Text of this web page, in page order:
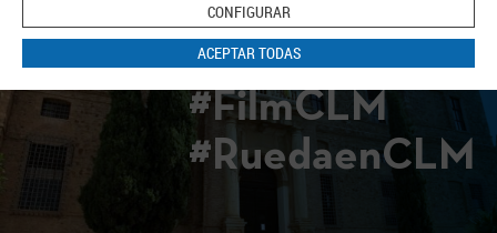
CONFIGURAR
ACEPTAR TODAS
#FilmCLM
#RuedaenCLM